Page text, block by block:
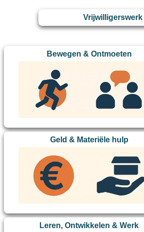
Vrijwilligerswerk
Bewegen & Ontmoeten
Geld & Materiële hulp
Leren, Ontwikkelen & Werk